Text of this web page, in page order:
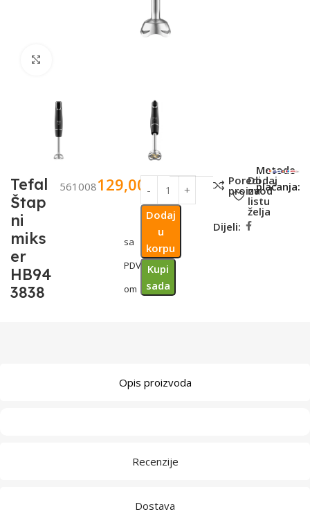
Tefal
Štap
ni
miks
er
HB94
3838
561008129,00 KM
sa
PDV-
om
Dodaj
u
korpu
Kupi
sada
Poredi
proizvod
Dodaj
na
listu
želja
Dijeli:
Metode
plaćanja:
Opis proizvoda
Recenzije
Dostava